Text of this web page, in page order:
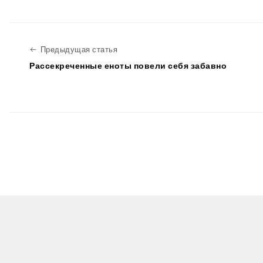
Предыдущая статьяПредыдущая статья
Рассекреченные еноты повели себя забавно